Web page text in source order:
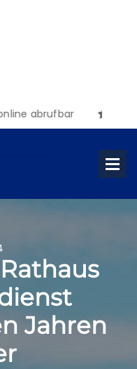
abrufbar
Jahren